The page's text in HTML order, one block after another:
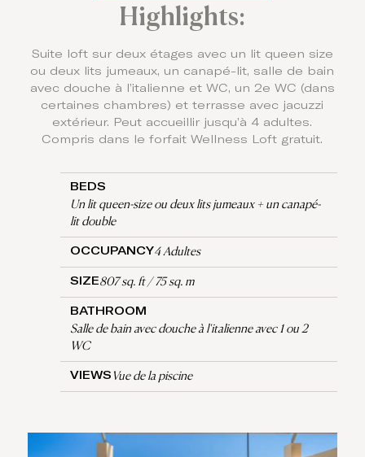
Highlights:
Suite loft sur deux étages avec un lit queen size
ou deux lits jumeaux, un canapé-lit, salle de bain
avec douche à l’italienne et WC, un 2e WC (dans
certaines chambres) et terrasse avec jacuzzi
extérieur. Peut accueillir jusqu’à 4 adultes.
Compris dans le forfait Wellness Loft gratuit.
BEDS
Un lit queen-size ou deux lits jumeaux + un canapé-
lit double
OCCUPANCY4 Adultes
SIZE807 sq. ft / 75 sq. m
BATHROOM
Salle de bain avec douche à l'italienne avec 1 ou 2
WC
VIEWS Vue de la piscine